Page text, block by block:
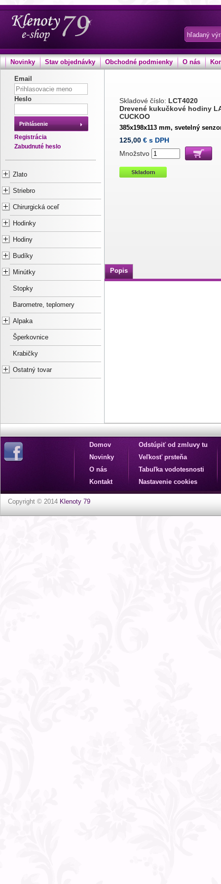
Novinky Stav objednávky Obchodné podmienky O nás
Email
Heslo
Prihlásenie
Registrácia
Zabudnuté heslo
Zlato
Striebro
Chirurgická oceľ
Hodinky
Hodiny
Budíky
Minútky
Stopky
Barometre, teplomery
Alpaka
Šperkovnice
Krabičky
Ostatný tovar
Skladové číslo: LCT4020
Drevené kukučkové hodiny
CUCKOO
385x198x113 mm, svetelný
125,00 € s DPH
Množstvo
Popis
Domov
Novinky
O nás
Kontakt
Odstúpiť od zmluvy tu
Veľkosť prsteňa
Tabuľka vodotesnosti
Nastavenie cookies
Copyright © 2014 Klenoty 79